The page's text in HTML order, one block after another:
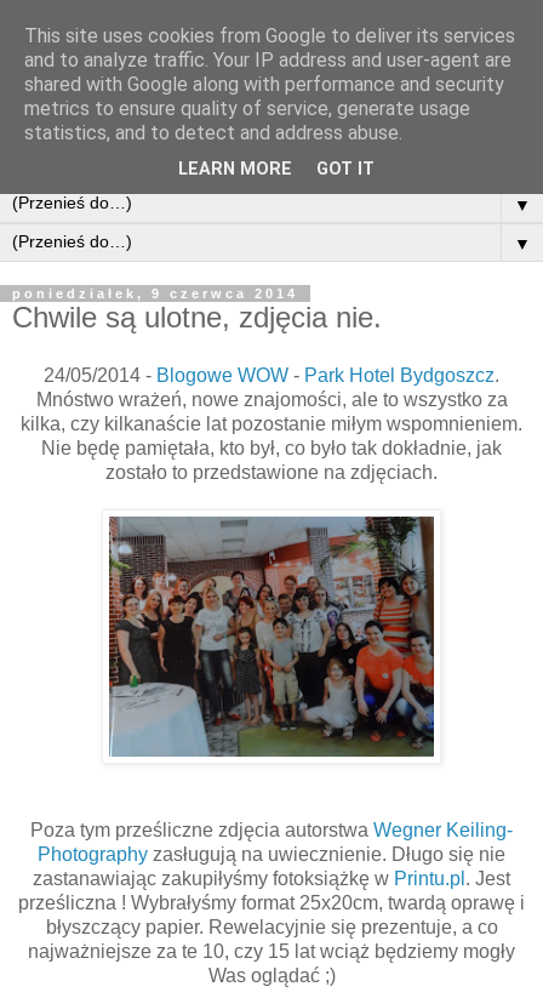
▼
▼
poniedziałek, 9 czerwca 2014
Chwile są ulotne, zdjęcia nie.
24/05/2014 - Blogowe WOW - Park Hotel Bydgoszcz.
Mnóstwo wrażeń, nowe znajomości, ale to wszystko za
kilka, czy kilkanaście lat pozostanie miłym wspomnieniem.
Nie będę pamiętała, kto był, co było tak dokładnie, jak
zostało to przedstawione na zdjęciach.
Poza tym prześliczne zdjęcia autorstwa Wegner Keiling-
Photography zasługują na uwiecznienie. Długo się nie
zastanawiając zakupiłyśmy fotoksiążkę w Printu.pl . Jest
prześliczna ! Wybrałyśmy format 25x20cm, twardą oprawę i
błyszczący papier. Rewelacyjnie się prezentuje, a co
najważniejsze za te 10, czy 15 lat wciąż będziemy mogły
Was oglądać ;)
This site uses cookies from Google to deliver its services
and to analyze traffic. Your IP address and user-agent are
shared with Google along with performance and security
metrics to ensure quality of service, generate usage
statistics, and to detect and address abuse.
LEARN MORE GOT IT